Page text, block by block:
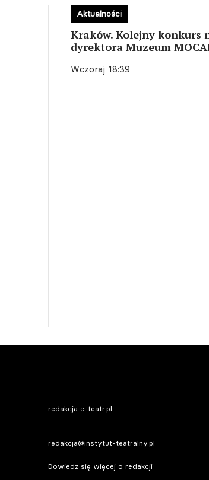
Kraków. Kolejny konkurs
dyrektora Muzeum
Wczoraj 18:39
Aktualności
redakcja e-teatr.pl
redakcja@instytut-teatralny.pl
Dowiedz się więcej o redakcji